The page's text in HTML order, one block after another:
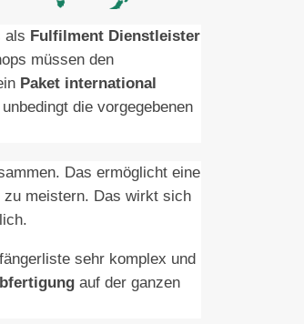
als Fulfilment Dienstleister
müssen den
Paket international
die vorgegebenen
Das ermöglicht eine
zu meistern. Das wirkt sich
sehr komplex und
auf der ganzen